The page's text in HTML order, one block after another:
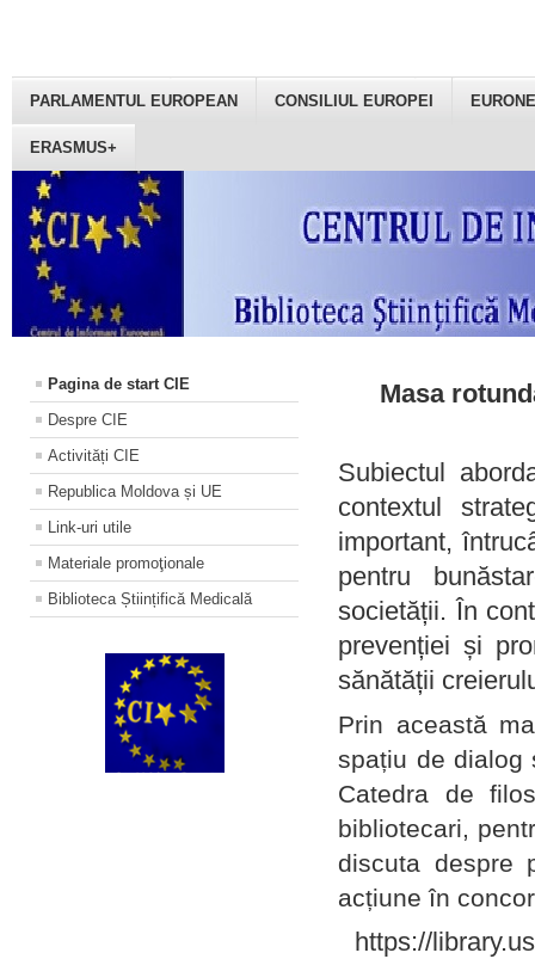
PARLAMENTUL EUROPEAN CONSILIUL EUROPEI
ERASMUS+
Pagina de start CIE
Despre CIE
Activități CIE
Republica Moldova și UE
Link-uri utile
Materiale promoţionale
Biblioteca Științifică Medicală
Masa
Subiectul
contextul
important,
pentru
societății. În
prevenției și
sănătății
Prin această
spațiu de dialog
Catedra de
bibliotecari,
discuta despre
acțiune în
https://